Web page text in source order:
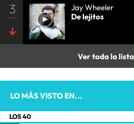
3
Jay Wheeler
De lejitos
Ver toda la lista
LO MÁS VISTO EN...
LOS 40